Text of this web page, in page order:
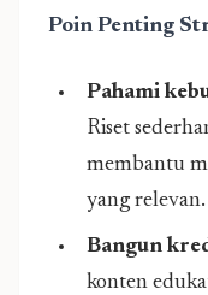
Poin Penting
Pahami
Riset
membantu
yang relevan.
Bangun
konten